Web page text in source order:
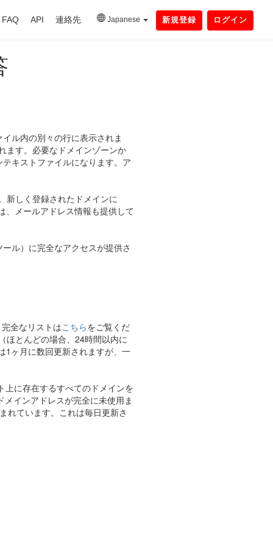
FAQ API 連絡先 Japanese 新規登録 ログイン
ル内の別々の行に表示されま
ます。必要なドメインゾーンか
キストファイルになります。ア
新しく登録されたドメインに
、メールアドレス情報も提供して
ル）に完全なアクセスが提供さ
全なリストはこちらをご覧くだ
ほとんどの場合、24時間以内に
1ヶ月に数回更新されますが、一
に存在するすべてのドメインを
インアドレスが完全に未使用ま
れています。これは毎日更新さ